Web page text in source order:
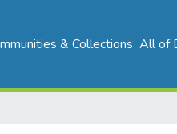
& Collections All of